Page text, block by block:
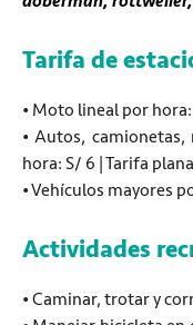
Tarifa de
• Moto lineal por hora:
• Autos,
hora: S/ 6 | Tarifa
• Vehículos mayores
Actividades
• Caminar, trotar y